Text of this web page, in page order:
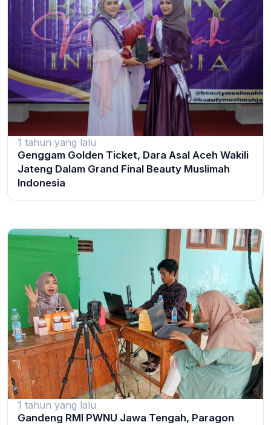
1 tahun yang lalu
Genggam Golden Ticket, Dara Asal Aceh Wakili
Jateng Dalam Grand Final Beauty Muslimah
Indonesia
1 tahun yang lalu
Gandeng RMI PWNU Jawa Tengah, Paragon